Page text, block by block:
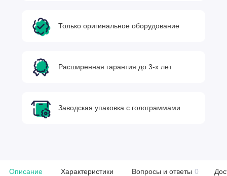
Только оригинальное оборудование
Расширенная гарантия до 3-х лет
Заводская упаковка с голограммами
Описание Характеристики Вопросы и ответы 0